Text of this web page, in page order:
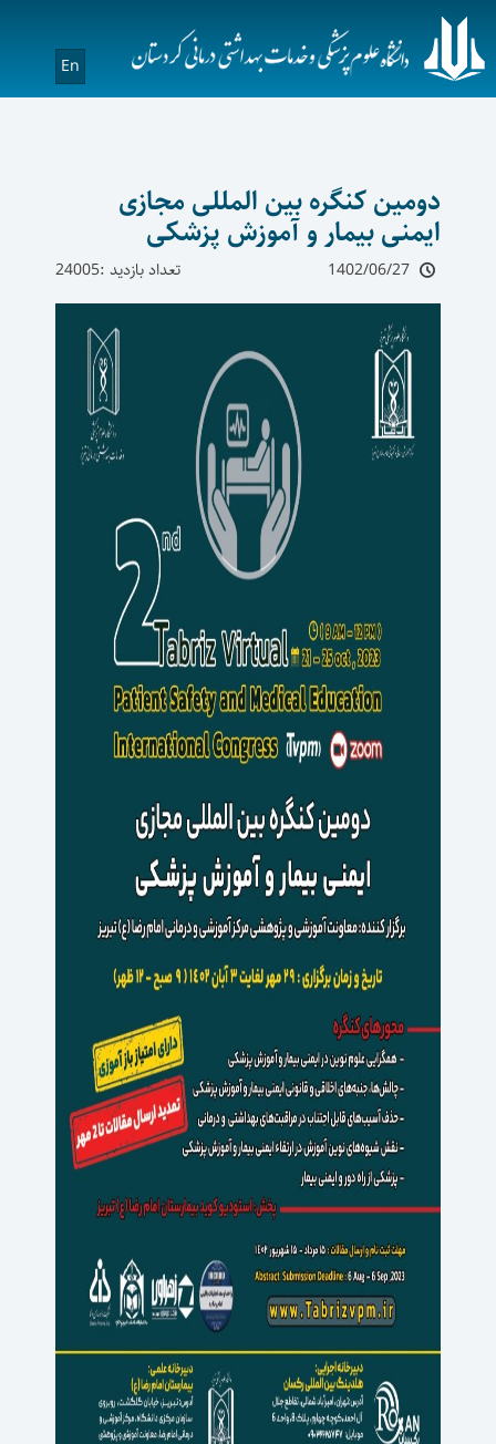
En
دومین کنگره بین المللی مجازی
ایمنی بیمار و آموزش پزشکی
تعداد بازدید :24005